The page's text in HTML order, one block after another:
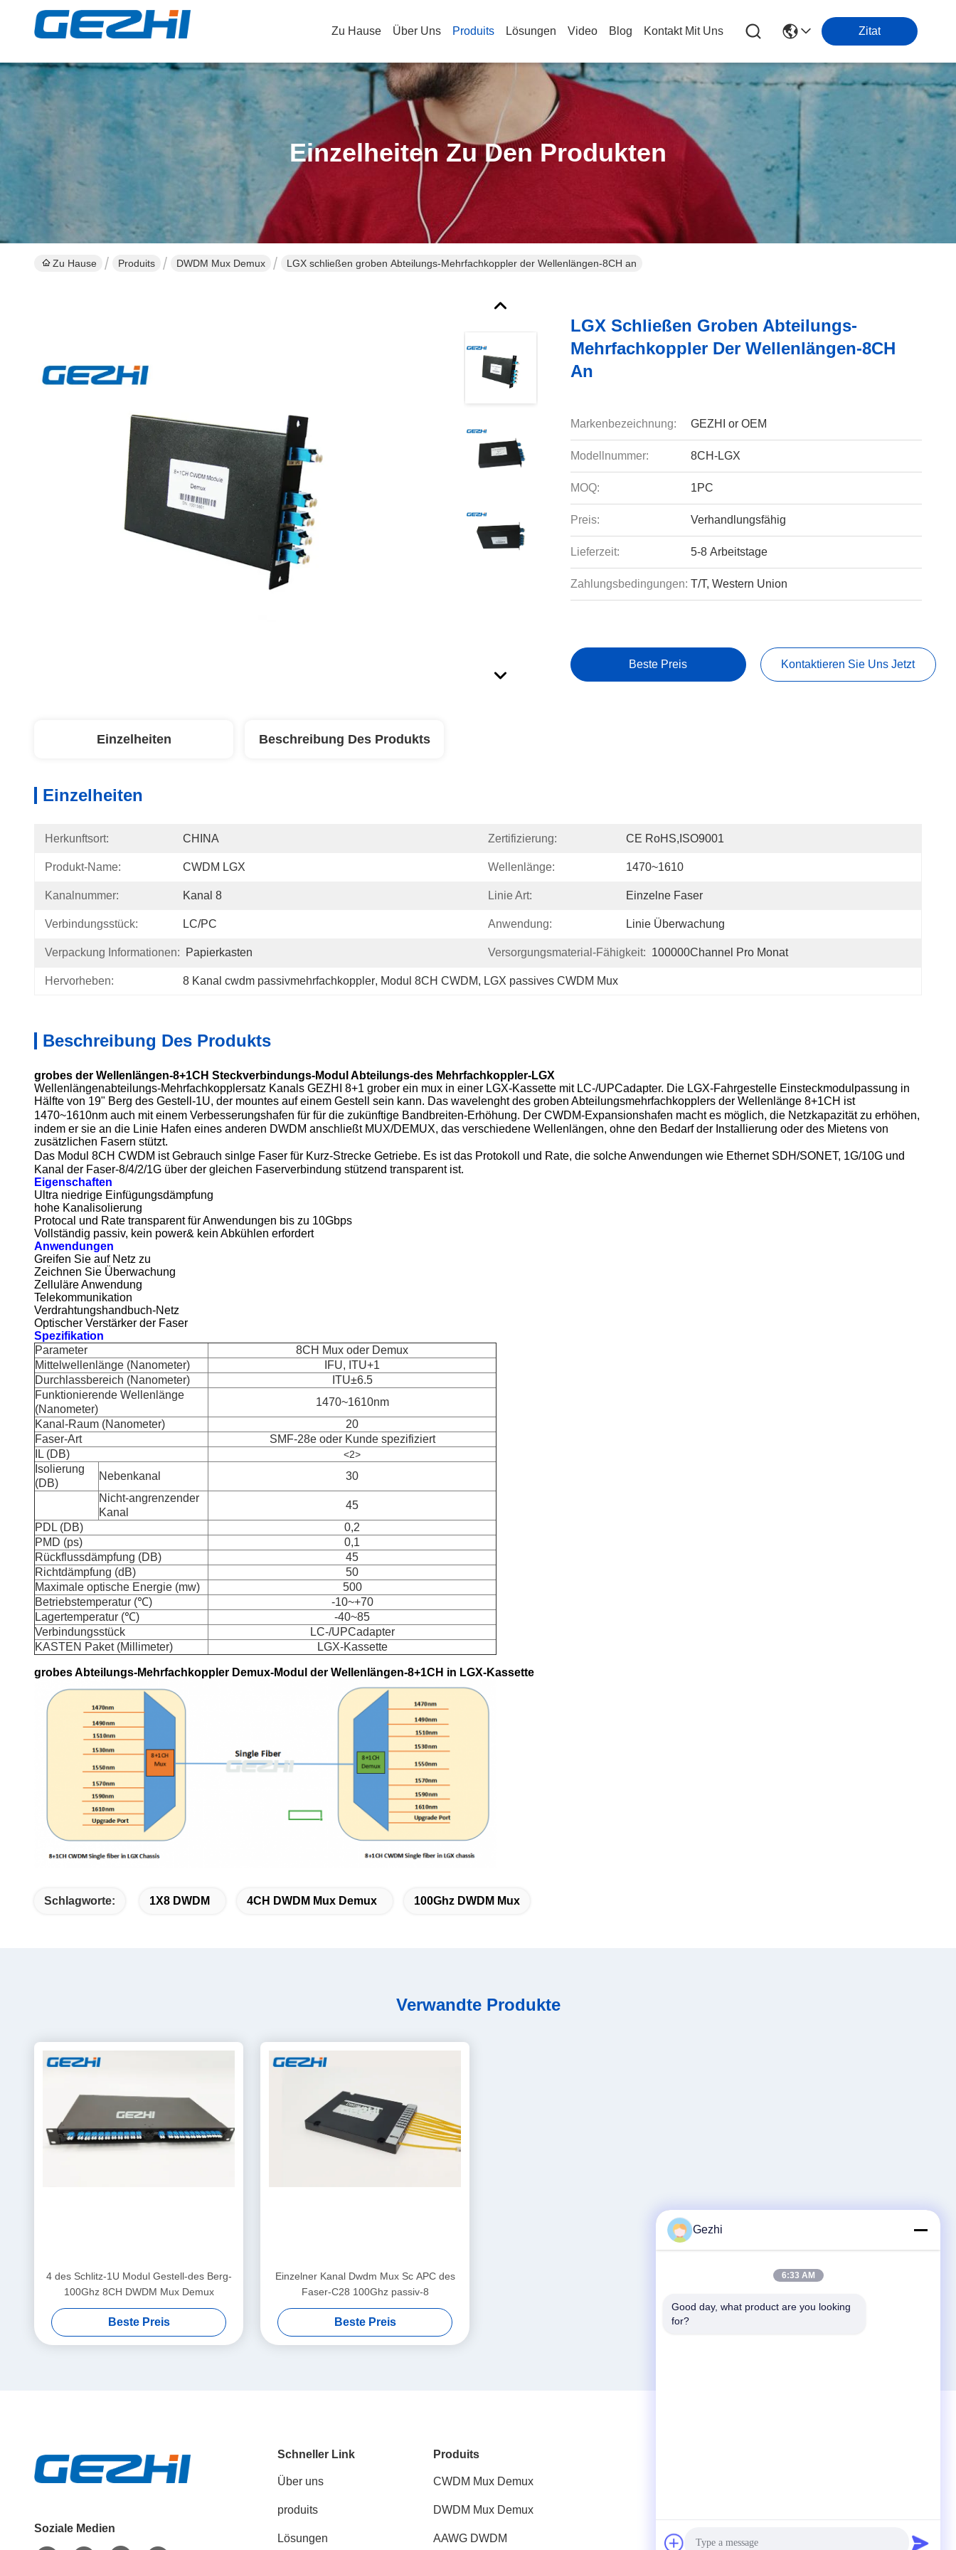
Zu Hause Über Uns Produits Lösungen Video Blog Kontakt Mit Uns Zitat
Einzelheiten Zu Den Produkten
Zu Hause Produits DWDM Mux Demux LGX schließen groben Abteilungs-Mehrfachkoppler der Wellenlängen-8CH an
LGX Schließen Groben Abteilungs-
Mehrfachkoppler Der Wellenlängen-8CH
An
Markenbezeichnung: GEZHI or OEM
Modellnummer: 8CH-LGX
MOQ: 1PC
Preis: Verhandlungsfähig
Lieferzeit: 5-8 Arbeitstage
Zahlungsbedingungen: T/T, Western Union
Beste Preis Kontaktieren Sie Uns Jetzt
Einzelheiten Beschreibung Des Produkts
Einzelheiten
Herkunftsort: CHINA Zertifizierung: CE RoHS,ISO9001
Produkt-Name: CWDM LGX Wellenlänge: 1470~1610
Kanalnummer: Kanal 8 Linie Art: Einzelne Faser
Verbindungsstück: LC/PC Anwendung: Linie Überwachung
Verpackung Informationen: Papierkasten Versorgungsmaterial-Fähigkeit: 100000Channel Pro Monat
Hervorheben: 8 Kanal cwdm passivmehrfachkoppler, Modul 8CH CWDM, LGX passives CWDM Mux
Beschreibung Des Produkts
grobes der Wellenlängen-8+1CH Steckverbindungs-Modul Abteilungs-des Mehrfachkoppler-LGX
Wellenlängenabteilungs-Mehrfachkopplersatz Kanals GEZHI 8+1 grober ein mux in einer LGX-Kassette mit LC-/UPCadapter. Die LGX-Fahrgestelle Einsteckmodulpassung in
Hälfte von 19" Berg des Gestell-1U, der mountes auf einem Gestell sein kann. Das wavelenght des groben Abteilungsmehrfachkopplers der Wellenlänge 8+1CH ist
1470~1610nm auch mit einem Verbesserungshafen für für die zukünftige Bandbreiten-Erhöhung. Der CWDM-Expansionshafen macht es möglich, die Netzkapazität zu erhöhen,
indem er sie an die Linie Hafen eines anderen DWDM anschließt MUX/DEMUX, das verschiedene Wellenlängen, ohne den Bedarf der Installierung oder des Mietens von
zusätzlichen Fasern stützt.
Das Modul 8CH CWDM ist Gebrauch sinlge Faser für Kurz-Strecke Getriebe. Es ist das Protokoll und Rate, die solche Anwendungen wie Ethernet SDH/SONET, 1G/10G und
Kanal der Faser-8/4/2/1G über der gleichen Faserverbindung stützend transparent ist.
Eigenschaften
Ultra niedrige Einfügungsdämpfung
hohe Kanalisolierung
Protocal und Rate transparent für Anwendungen bis zu 10Gbps
Vollständig passiv, kein power& kein Abkühlen erfordert
Anwendungen
Greifen Sie auf Netz zu
Zeichnen Sie Überwachung
Zelluläre Anwendung
Telekommunikation
Verdrahtungshandbuch-Netz
Optischer Verstärker der Faser
Spezifikation
Parameter
8CH Mux oder Demux
Mittelwellenlänge (Nanometer)
IFU, ITU+1
Durchlassbereich (Nanometer)
ITU±6.5
Funktionierende Wellenlänge
(Nanometer)
1470~1610nm
Kanal-Raum (Nanometer)
20
Faser-Art
SMF-28e oder Kunde spezifiziert
IL (DB)
<2>
Isolierung
(DB)
Nebenkanal
30
Nicht-angrenzender
Kanal
45
PDL (DB)
0,2
PMD (ps)
0,1
Rückflussdämpfung (DB)
45
Richtdämpfung (dB)
50
Maximale optische Energie (mw)
500
Betriebstemperatur (℃)
-10~+70
Lagertemperatur (℃)
-40~85
Verbindungsstück
LC-/UPCadapter
KASTEN Paket (Millimeter)
LGX-Kassette
grobes Abteilungs-Mehrfachkoppler Demux-Modul der Wellenlängen-8+1CH in LGX-Kassette
Schlagworte: 1X8 DWDM 4CH DWDM Mux Demux 100Ghz DWDM Mux
Verwandte Produkte
4 des Schlitz-1U Modul Gestell-des Berg-
100Ghz 8CH DWDM Mux Demux
Beste Preis
Einzelner Kanal Dwdm Mux Sc APC des
Faser-C28 100Ghz passiv-8
Beste Preis
Soziale Medien
Schneller Link
Über uns
produits
Lösungen
Produits
CWDM Mux Demux
DWDM Mux Demux
AAWG DWDM
sales@gezhi.net
Gezhi
6:33 AM
Good day, what product are you looking
for?